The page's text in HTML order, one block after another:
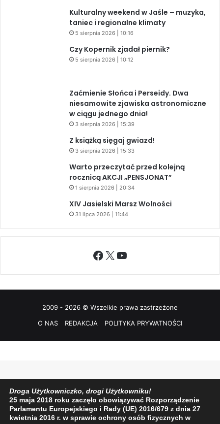
Kulturalny weekend w Jaśle – muzyka,
taniec i regionalne klimaty
5 sierpnia 2026 | 10:16
Czy Kopernik zjadał piernik?
5 sierpnia 2026 | 10:12
Zaćmienie Słońca i Perseidy. Dwa
niesamowite zjawiska astronomiczne
w ciągu jednego dnia!
3 sierpnia 2026 | 15:39
Z książką sięgaj gwiazd!
3 sierpnia 2026 | 15:33
Warto przeczytać przed kolejną
rocznicą AKCJI „PENSJONAT”
1 sierpnia 2026 | 20:34
XIV Jasielski Marsz Wolności
31 lipca 2026 | 11:44
Facebook
X YouTube
2009 - 2026 © Wszelkie prawa zastrzeżone
O NAS
REDAKCJA POLITYKA PRYWATNOŚCI
Droga Użytkowniczko, drogi Użytkowniku!
25 maja 2018 roku zaczęło obowiązywać Rozporządzenie
Parlamentu Europejskiego i Rady (UE) 2016/679 z dnia 27
kwietnia 2016 r. w sprawie ochrony osób fizycznych w